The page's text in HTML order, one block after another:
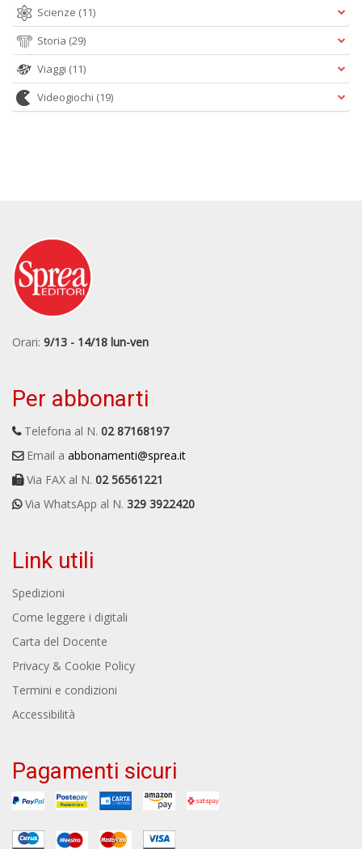
Scienze (11)
Storia (29)
Viaggi (11)
Videogiochi (19)
Orari: 9/13 - 14/18 lun-ven
Per abbonarti
Telefona al N. 02 87168197
Email a abbonamenti@sprea.it
Via FAX al N. 02 56561221
Via WhatsApp al N. 329 3922420
Link utili
Spedizioni
Come leggere i digitali
Carta del Docente
Privacy & Cookie Policy
Termini e condizioni
Accessibilità
Pagamenti sicuri